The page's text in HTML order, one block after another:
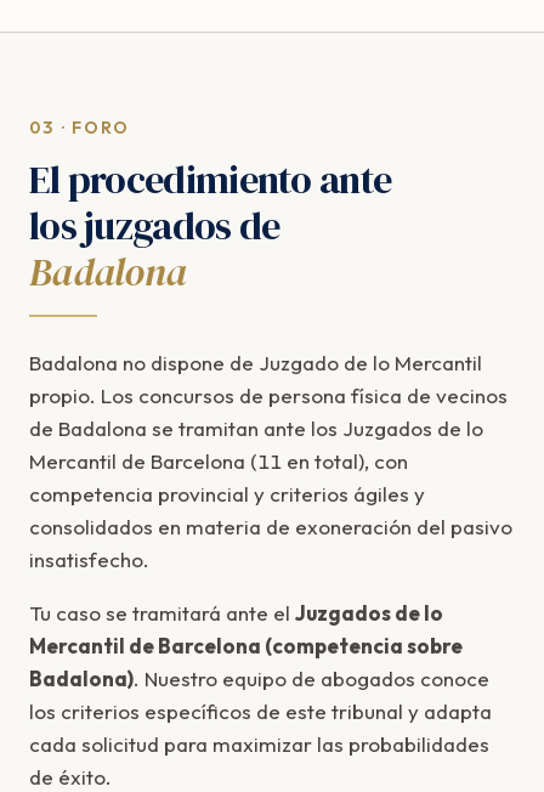
03 · FORO
El procedimiento ante
los juzgados de
Badalona
Badalona no dispone de Juzgado de lo Mercantil
propio. Los concursos de persona física de vecinos
de Badalona se tramitan ante los Juzgados de lo
Mercantil de Barcelona (11 en total), con
competencia provincial y criterios ágiles y
consolidados en materia de exoneración del pasivo
insatisfecho.
Tu caso se tramitará ante el Juzgados de lo
Mercantil de Barcelona (competencia sobre
Badalona). Nuestro equipo de abogados conoce
los criterios específicos de este tribunal y adapta
cada solicitud para maximizar las probabilidades
de éxito.